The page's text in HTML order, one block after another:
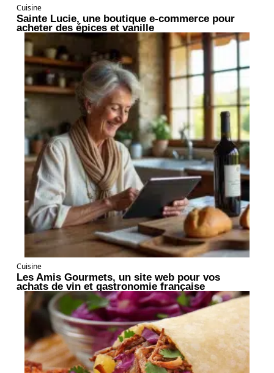
Cuisine
Sainte Lucie, une boutique e-commerce pour
acheter des épices et vanille
Cuisine
Les Amis Gourmets, un site web pour vos
achats de vin et gastronomie française